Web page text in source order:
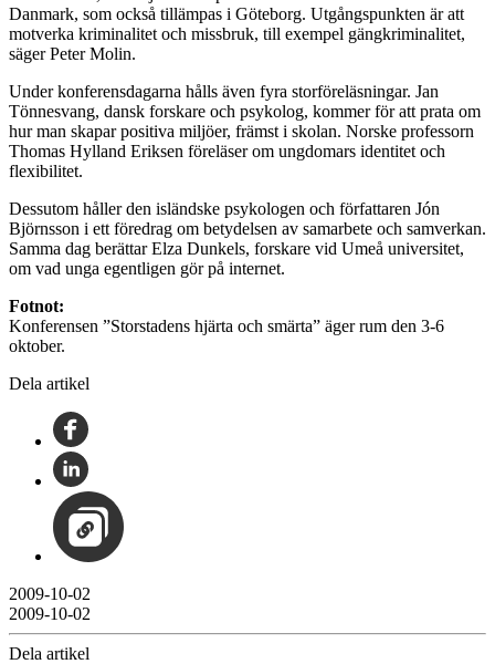
Danmark, som också tillämpas i Göteborg. Utgångspunkten är att
motverka kriminalitet och missbruk, till exempel gängkriminalitet,
säger Peter Molin.
Under konferensdagarna hålls även fyra storföreläsningar. Jan
Tönnesvang, dansk forskare och psykolog, kommer för att prata om
hur man skapar positiva miljöer, främst i skolan. Norske professorn
Thomas Hylland Eriksen föreläser om ungdomars identitet och
flexibilitet.
Dessutom håller den isländske psykologen och författaren Jón
Björnsson i ett föredrag om betydelsen av samarbete och samverkan.
Samma dag berättar Elza Dunkels, forskare vid Umeå universitet,
om vad unga egentligen gör på internet.
Fotnot:
Konferensen ”Storstadens hjärta och smärta” äger rum den 3-6
oktober.
Dela artikel
2009-10-02
2009-10-02
Dela artikel